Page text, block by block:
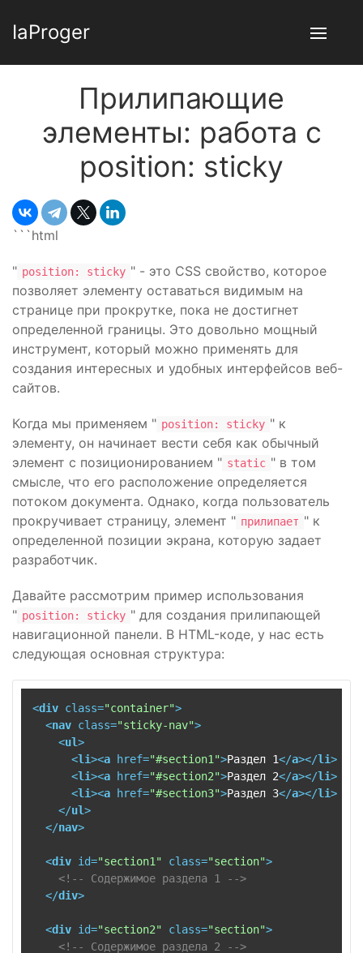
IaProger
Прилипающие
элементы: работа с
position: sticky
```html
" position: sticky " - это CSS свойство, которое
позволяет элементу оставаться видимым на
странице при прокрутке, пока не достигнет
определенной границы. Это довольно мощный
инструмент, который можно применять для
создания интересных и удобных интерфейсов веб-
сайтов.
Когда мы применяем " position: sticky " к
элементу, он начинает вести себя как обычный
элемент с позиционированием " static " в том
смысле, что его расположение определяется
потоком документа. Однако, когда пользователь
прокручивает страницу, элемент " прилипает " к
определенной позиции экрана, которую задает
разработчик.
Давайте рассмотрим пример использования
" position: sticky " для создания прилипающей
навигационной панели. В HTML-коде, у нас есть
следующая основная структура:
<div class="container">
<nav class="sticky-nav">
<ul>
<li><a href="#section1">Раздел 1</a></li>
<li><a href="#section2">Раздел 2</a></li>
<li><a href="#section3">Раздел 3</a></li>
</ul>
</nav>
<div id="section1" class="section">
<!-- Содержимое раздела 1 -->
</div>
<div id="section2" class="section">
<!-- Содержимое раздела 2 -->